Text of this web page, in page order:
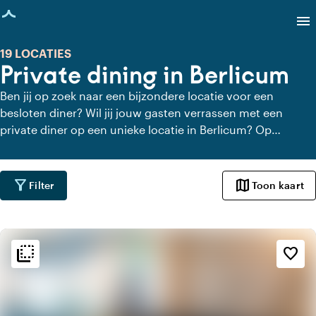
geladen
menu
Private dining in Berlicum
19 LOCATIES
Ben jij op zoek naar een bijzondere locatie voor een
besloten diner? Wil jij jouw gasten verrassen met een
private diner op een unieke locatie in Berlicum? Op
Berlicum waar je in alle rust kunt dineren. Bekijk alle private
dining locaties voor een heerlijk verzorgd private diner.
filter_alt Filter map Toon kaart
flip_to_back favorite_border
flip_to_back Sfeer en esthetiek
weekend
Klassiek